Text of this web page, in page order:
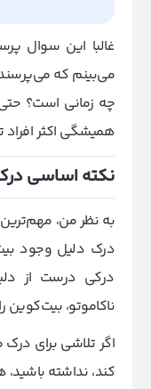
غالبا این سوال
می‌بینم که می‌پرسند
چه زمانی است؟
همیشگی اکثر افراد
نکته اساسی
به نظر من،
درک دلیل وجود
درکی درست از
ناکاموتو، بیت‌کوین
اگر تلاشی برای
کند، نداشته